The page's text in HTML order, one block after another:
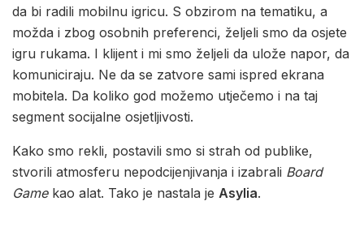
da bi radili mobilnu igricu. S obzirom na tematiku, a
možda i zbog osobnih preferenci, željeli smo da osjete
igru rukama. I klijent i mi smo željeli da ulože napor, da
komuniciraju. Ne da se zatvore sami ispred ekrana
mobitela. Da koliko god možemo utječemo i na taj
segment socijalne osjetljivosti.
Kako smo rekli, postavili smo si strah od publike,
stvorili atmosferu nepodcijenjivanja i izabrali Board
Gamekao alat. Tako je nastala je Asylia.